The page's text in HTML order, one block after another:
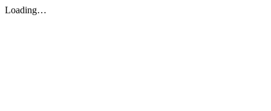
Loading…